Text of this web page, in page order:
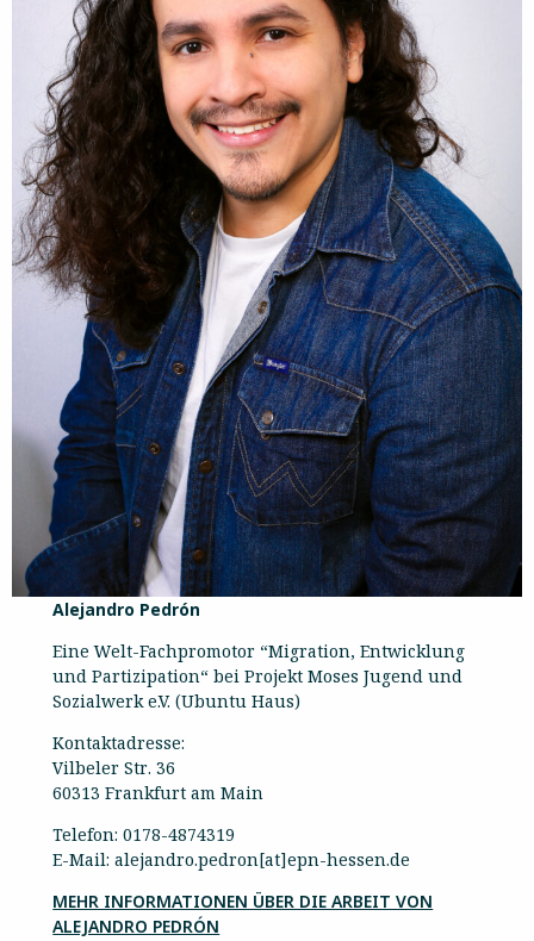
Alejandro Pedrón
Eine Welt-Fachpromotor “Migration, Entwicklung
und Partizipation“ bei Projekt Moses Jugend und
Sozialwerk e.V. (Ubuntu Haus)
Kontaktadresse:
Vilbeler Str. 36
60313 Frankfurt am Main
Telefon: 0178-4874319
E-Mail: alejandro.pedron[at]epn-hessen.de
MEHR INFORMATIONEN ÜBER DIE ARBEIT VON
ALEJANDRO PEDRÓN